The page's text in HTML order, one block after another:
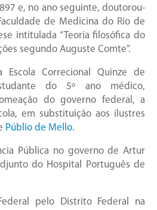
e, no ano seguinte, doutorou-
de Medicina do Rio de
intitulada “Teoria filosófica do
segundo Auguste Comte”.
Correcional Quinze de
do 5º ano médico,
do governo federal, a
em substituição aos ilustres
Públio de Mello.
Pública no governo de Artur
do Hospital Português de
pelo Distrito Federal na